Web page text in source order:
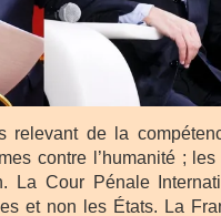
relevant de la
contre l’humanité ;
La Cour Pénale
et non les États. La